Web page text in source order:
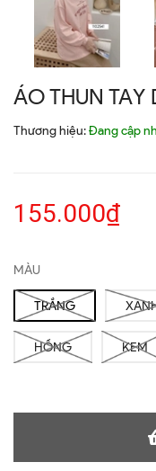
ÁO THUN TAY
Thương hiệu:Đang cập
155.000₫
MÀU
TRẮNG
HỒNG KEM